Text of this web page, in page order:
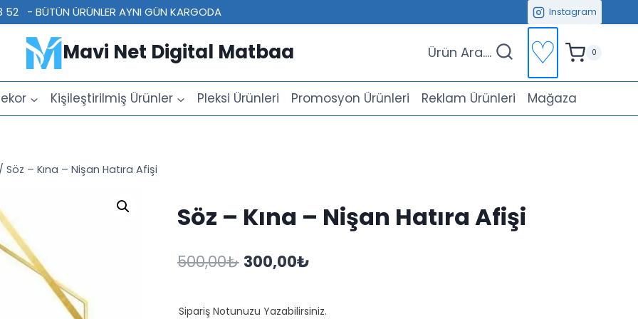
- BÜTÜN ÜRÜNLER AYNI GÜN KARGODA Instagram
Mavi Net Digital Matbaa Ürün Ara.... ♡ 0
Kişileştirilmiş Ürünler Pleksi Ürünleri Promosyon Ürünleri Reklam Ürünleri Mağaza
/ Söz – Kına – Nişan Hatıra Afişi
Söz – Kına – Nişan Hatıra Afişi
500,00₺ Orijinal
500,00₺.
300,00₺Şu
fiyat:
Sipariş Notunuzu Yazabilirsiniz.